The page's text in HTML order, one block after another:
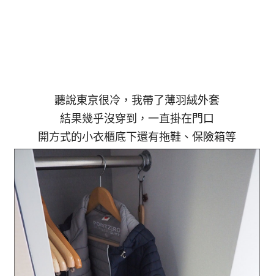
聽說東京很冷，我帶了薄羽絨外套
結果幾乎沒穿到，一直掛在門口
開方式的小衣櫃底下還有拖鞋、保險箱等